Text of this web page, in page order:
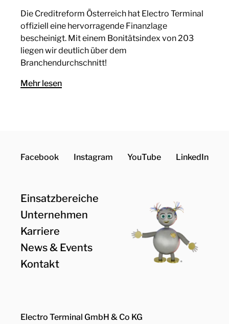
Die Creditreform Österreich hat Electro Terminal
offiziell eine hervorragende Finanzlage
bescheinigt. Mit einem Bonitätsindex von 203
liegen wir deutlich über dem
Branchendurchschnitt!
Mehr lesen
Facebook Instagram YouTube LinkedIn
Einsatzbereiche
Unternehmen
Karriere
News & Events
Kontakt
Electro Terminal GmbH & Co KG